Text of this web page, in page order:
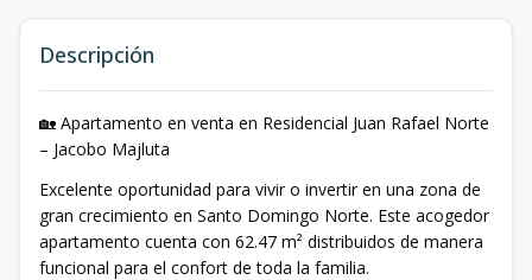
Descripción
🏡 Apartamento en venta en Residencial Juan Rafael Norte
– Jacobo Majluta
Excelente oportunidad para vivir o invertir en una zona de
gran crecimiento en Santo Domingo Norte. Este acogedor
apartamento cuenta con 62.47 m² distribuidos de manera
funcional para el confort de toda la familia.